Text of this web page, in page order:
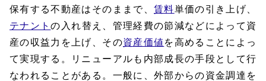
保有する不動産はそのままで、 賃料単価の引き上げ、
テナントの入れ替え、管理経費の節減などによって資
産の収益力を上げ、その資産価値 を高めることによっ
て実現する。リニューアルも内部成長の手段として行
なわれることがある。一般に、外部からの資金調達を